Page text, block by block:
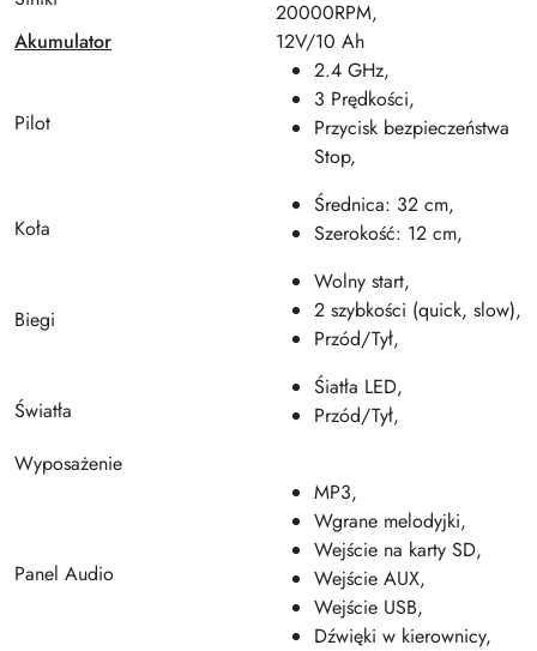
20000RPM,
Akumulator
12V/10 Ah
Pilot
2.4 GHz,
3 Prędkości,
Przycisk bezpieczeństwa
Stop,
Koła
Średnica: 32 cm,
Szerokość: 12 cm,
Biegi
Wolny start,
2 szybkości (quick, slow),
Przód/Tył,
Światła
Śiatła LED,
Przód/Tył,
Wyposażenie
Panel Audio
MP3,
Wgrane melodyjki,
Wejście na karty SD,
Wejście AUX,
Wejście USB,
Dźwięki w kierownicy,